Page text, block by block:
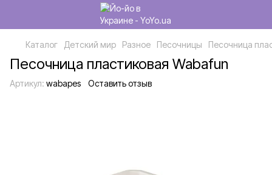
Каталог Детский мир Разное Песочницы Песочница
Песочница пластиковая Wabafun
Артикул: wabapes Оставить отзыв